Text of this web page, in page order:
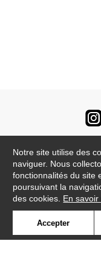
Notre site utilise des
naviguer. Nous
fonctionnalités du site
poursuivant la
des cookies. En savoir
Accepter